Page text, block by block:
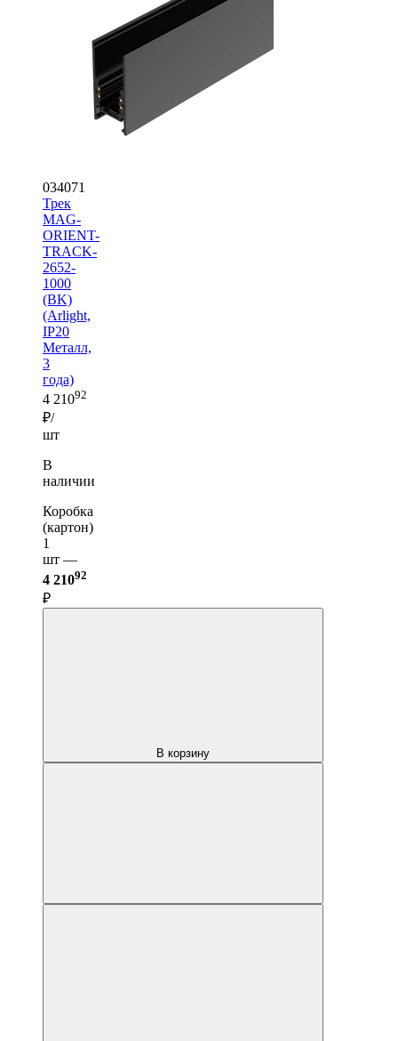
034071
Трек
MAG-
ORIENT-
TRACK-
2652-
1000
(BK)
(Arlight,
IP20
Металл,
3
года)
4 21092
₽/
шт
В
наличии
Коробка
(картон)
1
шт —
4 21092
₽
В корзину